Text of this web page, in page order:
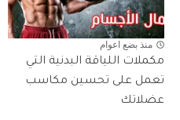
منذ بضع اعوام
مكملات اللياقة البدنية التي
تعمل على تحسين مكاسب
عضلاتك